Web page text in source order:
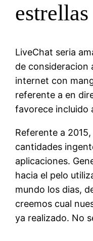
estrellas
LiveChat seri­a
de consideracion
internet con
referente a en
favorece incluido
Referente a
cantidades
aplicaciones.
hacia el pelo
mundo los dias,
creemos cual
ya realizado. No